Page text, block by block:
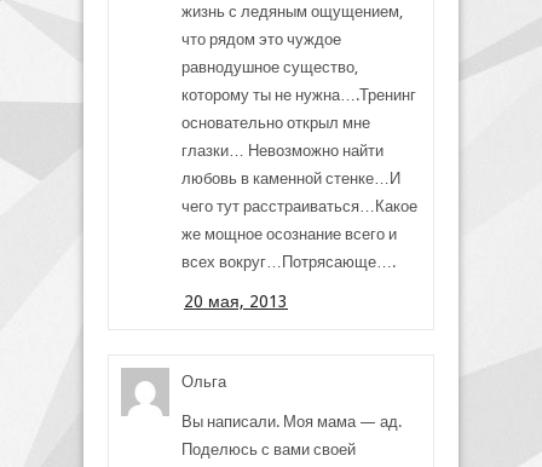
жизнь с ледяным ощущением,
что рядом это чуждое
равнодушное существо,
которому ты не нужна….Тренинг
основательно открыл мне
глазки… Невозможно найти
любовь в каменной стенке…И
чего тут расстраиваться…Какое
же мощное осознание всего и
всех вокруг…Потрясающе….
20 мая, 2013
Ольга
Вы написали. Моя мама — ад.
Поделюсь с вами своей